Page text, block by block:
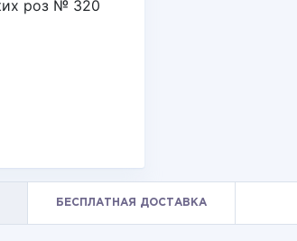
БЕСПЛАТНАЯ ДОСТАВКА